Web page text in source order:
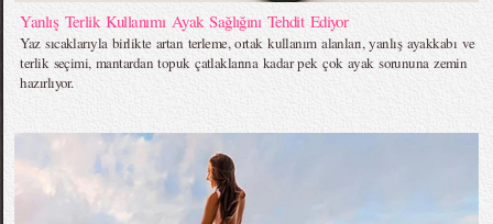
Yanlış Terlik Kullanımı Ayak Sağlığını Tehdit Ediyor
Yaz sıcaklarıyla birlikte artan terleme, ortak kullanım alanları, yanlış ayakkabı ve
terlik seçimi, mantardan topuk çatlaklarına kadar pek çok ayak sorununa zemin
hazırlıyor.